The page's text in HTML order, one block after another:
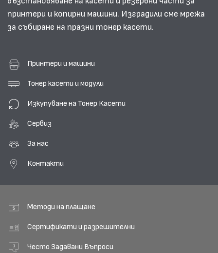
принтери и копирни машини. Изградили сме мрежа
за събиране на празни тонер касети.
Принтери и машини
Тонер касети и модули
Изкупуване на Тонер Касети
Сервиз
За нас
Контакти
Методи на плащане
Сертификати и разрешителни
Често Задавани Въпроси